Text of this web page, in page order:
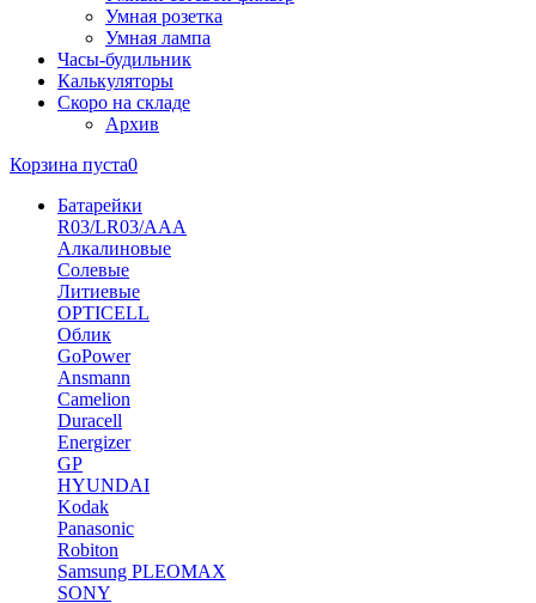
Умная розетка
Умная лампа
Часы-будильник
Калькуляторы
Скоро на складе
Архив
Корзина пуста0
Батарейки
R03/LR03/AAA
Алкалиновые
Солевые
Литиевые
OPTICELL
Облик
GoPower
Ansmann
Camelion
Duracell
Energizer
GP
HYUNDAI
Kodak
Panasonic
Robiton
Samsung PLEOMAX
SONY